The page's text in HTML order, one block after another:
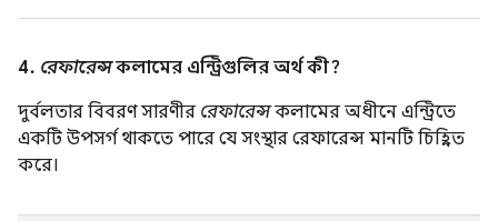
4. রেফারেন্সকলামের এন্ট্রিগুলির অর্থ কী?
দুর্বলতার বিবরণ সারণীর রেফারেন্সকলামের অধীনে এন্ট্রিতে
একটি উপসর্গ থাকতে পারে যে সংস্থার রেফারেন্স মানটি চিহ্নিত
করে।